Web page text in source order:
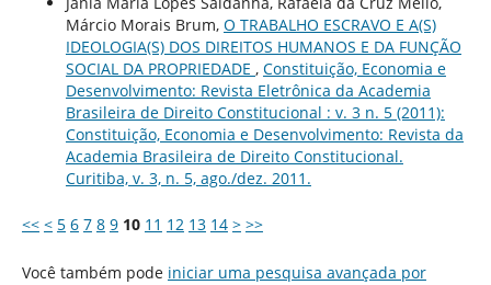
Márcio Morais Brum, O TRABALHO ESCRAVO E A(S)
IDEOLOGIA(S) DOS DIREITOS HUMANOS E DA FUNÇÃO
SOCIAL DA PROPRIEDADE , Constituição, Economia e
Desenvolvimento: Revista Eletrônica da Academia
Brasileira de Direito Constitucional : v. 3 n. 5 (2011):
Constituição, Economia e Desenvolvimento: Revista da
Academia Brasileira de Direito Constitucional.
Curitiba, v. 3, n. 5, ago./dez. 2011.
<< < 5 6 7 8 9 10 11 12 13 14 > >>
Você também pode iniciar uma pesquisa avançada por